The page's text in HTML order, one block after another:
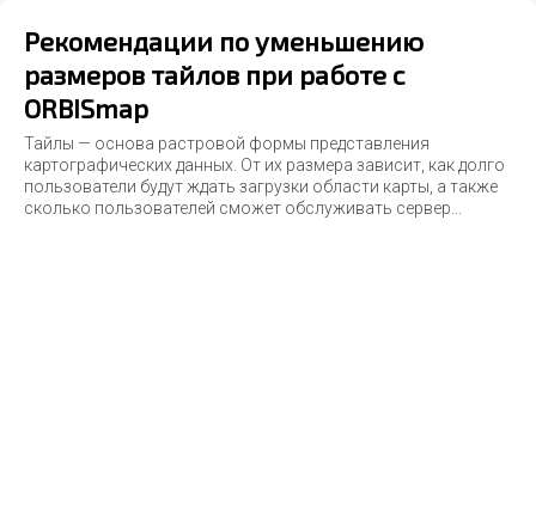
Рекомендации по уменьшению
размеров тайлов при работе с
ORBISmap
Тайлы — основа растровой формы представления
картографических данных. От их размера зависит, как долго
пользователи будут ждать загрузки области карты, а также
сколько пользователей сможет обслуживать сервер...